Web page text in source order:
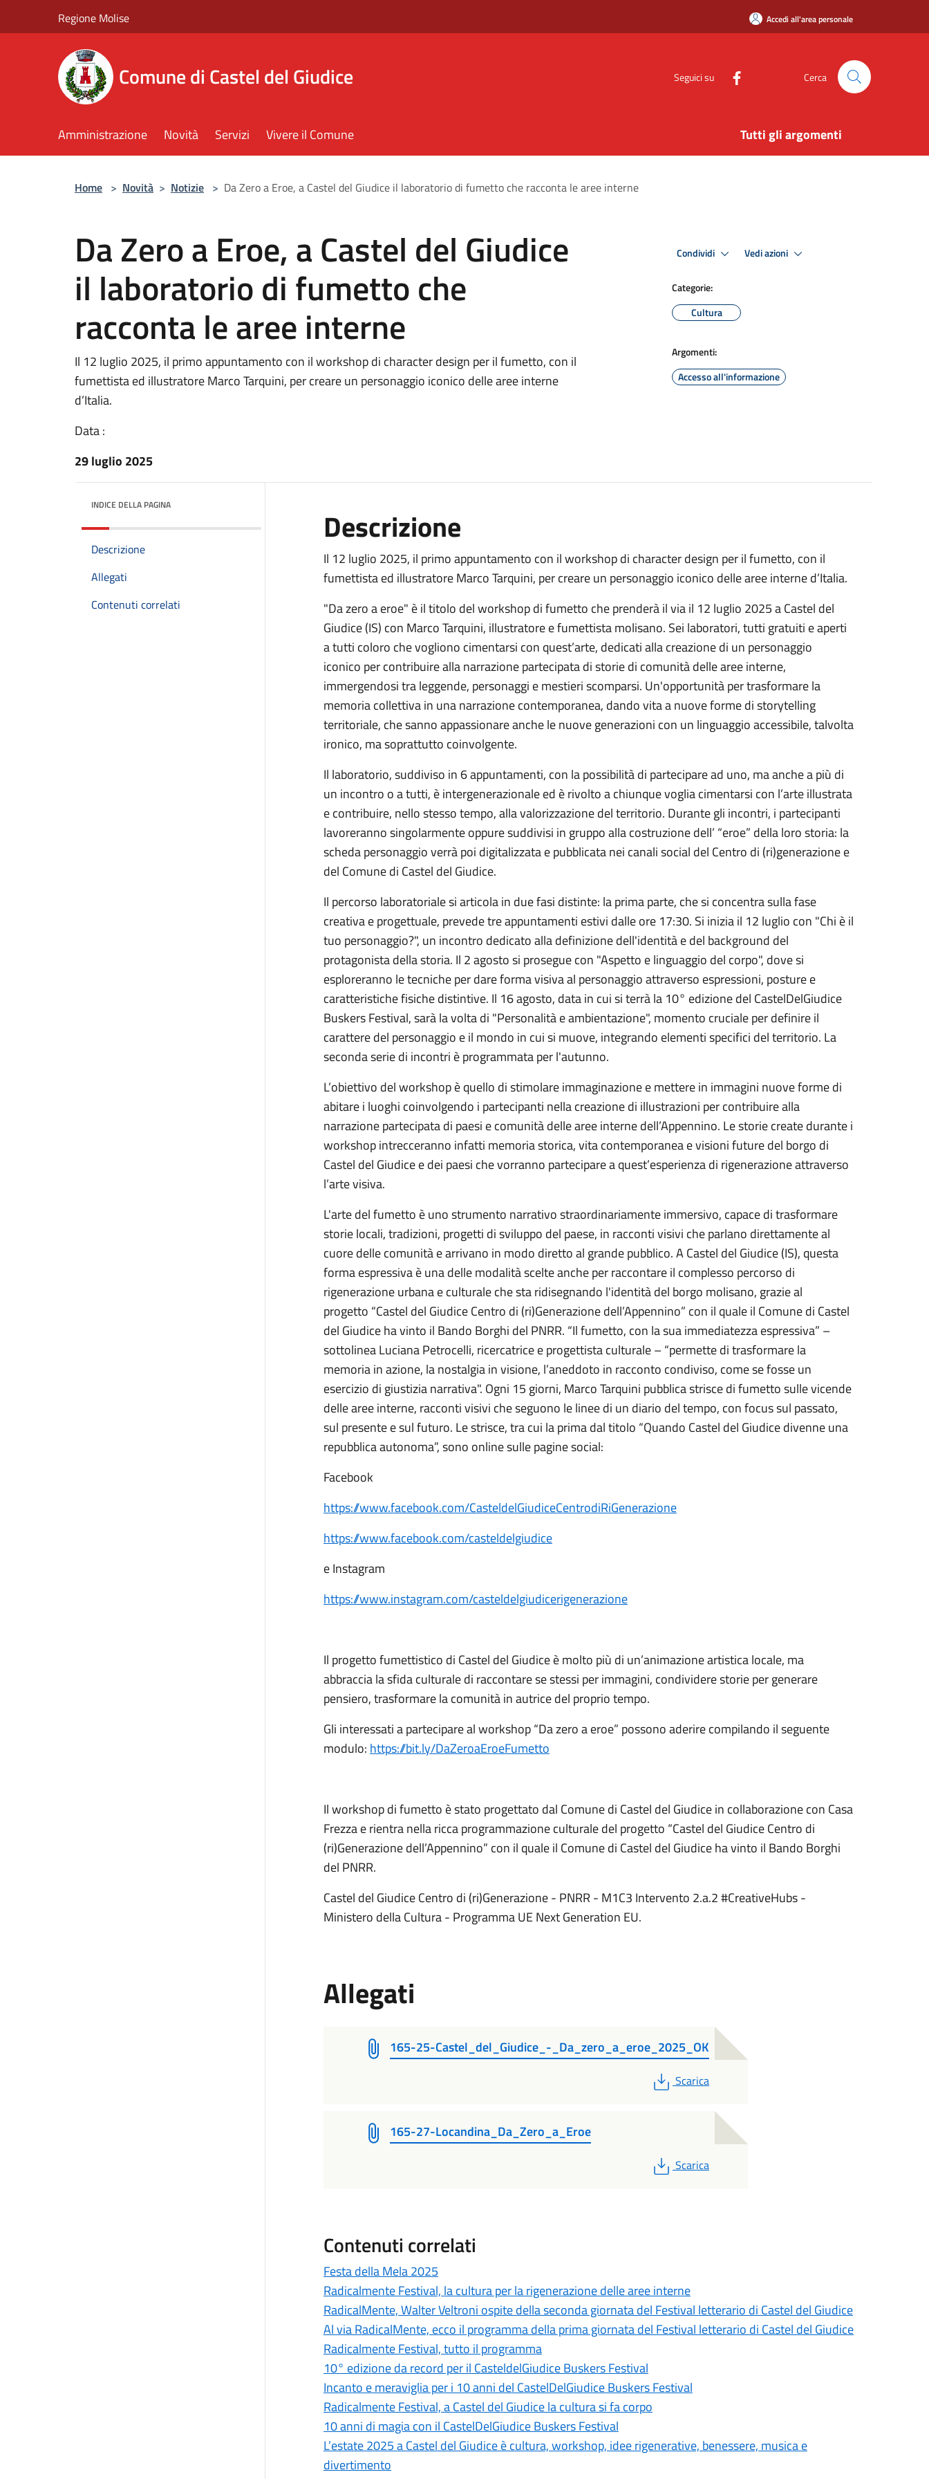
Regione Molise Accedi all'area personale
Comune di Castel del Giudice Seguici su Cerca
Amministrazione Novità Servizi Vivere il Comune Tutti gli argomenti
Home > Novità > Notizie > Da Zero a Eroe, a Castel del Giudice il laboratorio di fumetto che racconta le aree interne
Da Zero a Eroe, a Castel del Giudice
il laboratorio di fumetto che
racconta le aree interne
Il 12 luglio 2025, il primo appuntamento con il workshop di character design per il fumetto, con il
fumettista ed illustratore Marco Tarquini, per creare un personaggio iconico delle aree interne
d’Italia.
Data :
29 luglio 2025
Condividi Vedi azioni
Categorie:
Cultura
Argomenti:
Accesso all'informazione
INDICE DELLA PAGINA
Descrizione
Allegati
Contenuti correlati
Descrizione
Il 12 luglio 2025, il primo appuntamento con il workshop di character design per il fumetto, con il
fumettista ed illustratore Marco Tarquini, per creare un personaggio iconico delle aree interne d’Italia.
"Da zero a eroe" è il titolo del workshop di fumetto che prenderà il via il 12 luglio 2025 a Castel del
Giudice (IS) con Marco Tarquini, illustratore e fumettista molisano. Sei laboratori, tutti gratuiti e aperti
a tutti coloro che vogliono cimentarsi con quest’arte, dedicati alla creazione di un personaggio
iconico per contribuire alla narrazione partecipata di storie di comunità delle aree interne,
immergendosi tra leggende, personaggi e mestieri scomparsi. Un'opportunità per trasformare la
memoria collettiva in una narrazione contemporanea, dando vita a nuove forme di storytelling
territoriale, che sanno appassionare anche le nuove generazioni con un linguaggio accessibile, talvolta
ironico, ma soprattutto coinvolgente.
Il laboratorio, suddiviso in 6 appuntamenti, con la possibilità di partecipare ad uno, ma anche a più di
un incontro o a tutti, è intergenerazionale ed è rivolto a chiunque voglia cimentarsi con l’arte illustrata
e contribuire, nello stesso tempo, alla valorizzazione del territorio. Durante gli incontri, i partecipanti
lavoreranno singolarmente oppure suddivisi in gruppo alla costruzione dell’ “eroe” della loro storia: la
scheda personaggio verrà poi digitalizzata e pubblicata nei canali social del Centro di (ri)generazione e
del Comune di Castel del Giudice.
Il percorso laboratoriale si articola in due fasi distinte: la prima parte, che si concentra sulla fase
creativa e progettuale, prevede tre appuntamenti estivi dalle ore 17:30. Si inizia il 12 luglio con "Chi è il
tuo personaggio?", un incontro dedicato alla definizione dell'identità e del background del
protagonista della storia. Il 2 agosto si prosegue con "Aspetto e linguaggio del corpo", dove si
esploreranno le tecniche per dare forma visiva al personaggio attraverso espressioni, posture e
caratteristiche fisiche distintive. Il 16 agosto, data in cui si terrà la 10° edizione del CastelDelGiudice
Buskers Festival, sarà la volta di "Personalità e ambientazione", momento cruciale per definire il
carattere del personaggio e il mondo in cui si muove, integrando elementi specifici del territorio. La
seconda serie di incontri è programmata per l'autunno.
L’obiettivo del workshop è quello di stimolare immaginazione e mettere in immagini nuove forme di
abitare i luoghi coinvolgendo i partecipanti nella creazione di illustrazioni per contribuire alla
narrazione partecipata di paesi e comunità delle aree interne dell’Appennino. Le storie create durante i
workshop intrecceranno infatti memoria storica, vita contemporanea e visioni future del borgo di
Castel del Giudice e dei paesi che vorranno partecipare a quest’esperienza di rigenerazione attraverso
l’arte visiva.
L'arte del fumetto è uno strumento narrativo straordinariamente immersivo, capace di trasformare
storie locali, tradizioni, progetti di sviluppo del paese, in racconti visivi che parlano direttamente al
cuore delle comunità e arrivano in modo diretto al grande pubblico. A Castel del Giudice (IS), questa
forma espressiva è una delle modalità scelte anche per raccontare il complesso percorso di
rigenerazione urbana e culturale che sta ridisegnando l'identità del borgo molisano, grazie al
progetto “Castel del Giudice Centro di (ri)Generazione dell’Appennino” con il quale il Comune di Castel
del Giudice ha vinto il Bando Borghi del PNRR. “Il fumetto, con la sua immediatezza espressiva” –
sottolinea Luciana Petrocelli, ricercatrice e progettista culturale – “permette di trasformare la
memoria in azione, la nostalgia in visione, l’aneddoto in racconto condiviso, come se fosse un
esercizio di giustizia narrativa". Ogni 15 giorni, Marco Tarquini pubblica strisce di fumetto sulle vicende
delle aree interne, racconti visivi che seguono le linee di un diario del tempo, con focus sul passato,
sul presente e sul futuro. Le strisce, tra cui la prima dal titolo “Quando Castel del Giudice divenne una
repubblica autonoma”, sono online sulle pagine social:
Facebook
https://www.facebook.com/CasteldelGiudiceCentrodiRiGenerazione
https://www.facebook.com/casteldelgiudice
e Instagram
https://www.instagram.com/casteldelgiudicerigenerazione
Il progetto fumettistico di Castel del Giudice è molto più di un’animazione artistica locale, ma
abbraccia la sfida culturale di raccontare se stessi per immagini, condividere storie per generare
pensiero, trasformare la comunità in autrice del proprio tempo.
Gli interessati a partecipare al workshop “Da zero a eroe” possono aderire compilando il seguente
modulo: https://bit.ly/DaZeroaEroeFumetto
Il workshop di fumetto è stato progettato dal Comune di Castel del Giudice in collaborazione con Casa
Frezza e rientra nella ricca programmazione culturale del progetto “Castel del Giudice Centro di
(ri)Generazione dell’Appennino” con il quale il Comune di Castel del Giudice ha vinto il Bando Borghi
del PNRR.
Castel del Giudice Centro di (ri)Generazione - PNRR - M1C3 Intervento 2.a.2 #CreativeHubs -
Ministero della Cultura - Programma UE Next Generation EU.
Allegati
165-25-Castel_del_Giudice_-_Da_zero_a_eroe_2025_OK
PDF
Scarica
165-27-Locandina_Da_Zero_a_Eroe
PDF
Scarica
Contenuti correlati
Festa della Mela 2025
Radicalmente Festival, la cultura per la rigenerazione delle aree interne
RadicalMente, Walter Veltroni ospite della seconda giornata del Festival letterario di Castel del Giudice
Al via RadicalMente, ecco il programma della prima giornata del Festival letterario di Castel del Giudice
Radicalmente Festival, tutto il programma
10° edizione da record per il CasteldelGiudice Buskers Festival
Incanto e meraviglia per i 10 anni del CastelDelGiudice Buskers Festival
Radicalmente Festival, a Castel del Giudice la cultura si fa corpo
10 anni di magia con il CastelDelGiudice Buskers Festival
L’estate 2025 a Castel del Giudice è cultura, workshop, idee rigenerative, benessere, musica e
divertimento